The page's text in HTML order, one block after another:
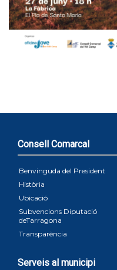
Consell Comarcal
Benvinguda del President
Història
Ubicació
Subvencions Diputació
deTarragona
Transparència
Serveis al municipi